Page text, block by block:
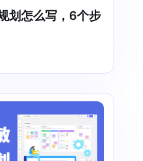
划怎么写，6个步